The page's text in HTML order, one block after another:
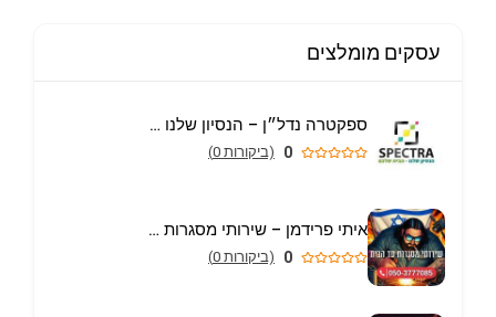
עסקים מומלצים
ספקטרה נדל״ן – הנסיון שלנו הבית שלכם
0 (ביקורות 0)
איתי פרידמן – שירותי מסגרות וריתוך עד הבית באריאל
0 (ביקורות 0)